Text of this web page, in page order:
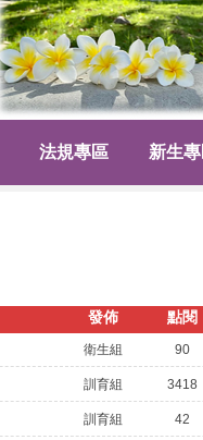
法規專區 新生
發佈 點閱
衛生組 90
訓育組 3418
訓育組 42